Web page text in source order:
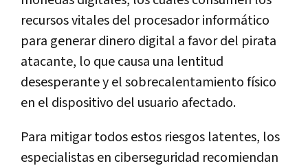
recursos vitales del procesador informático
para generar dinero digital a favor del pirata
atacante, lo que causa una lentitud
desesperante y el sobrecalentamiento físico
en el dispositivo del usuario afectado.
Para mitigar todos estos riesgos latentes, los
especialistas en ciberseguridad recomiendan